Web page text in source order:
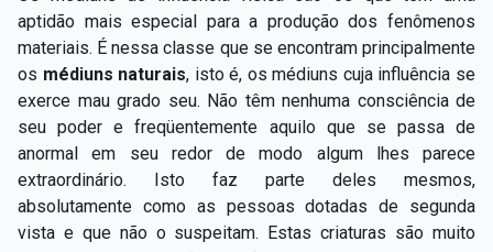
aptidão mais especial para a produção dos fenômenos
materiais. É nessa classe que se encontram principalmente
os médiuns naturais, isto é, os médiuns cuja influência se
exerce mau grado seu. Não têm nenhuma consciência de
seu poder e freqüentemente aquilo que se passa de
anormal em seu redor de modo algum lhes parece
extraordinário. Isto faz parte deles mesmos,
absolutamente como as pessoas dotadas de segunda
vista e que não o suspeitam. Estas criaturas são muito